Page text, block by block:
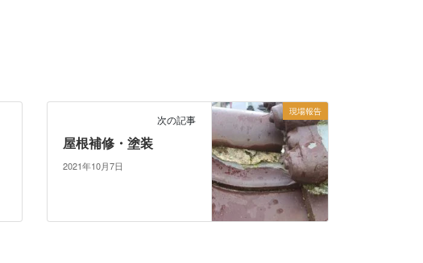
現場報告
次の記事
屋根補修・塗装
2021年10月7日